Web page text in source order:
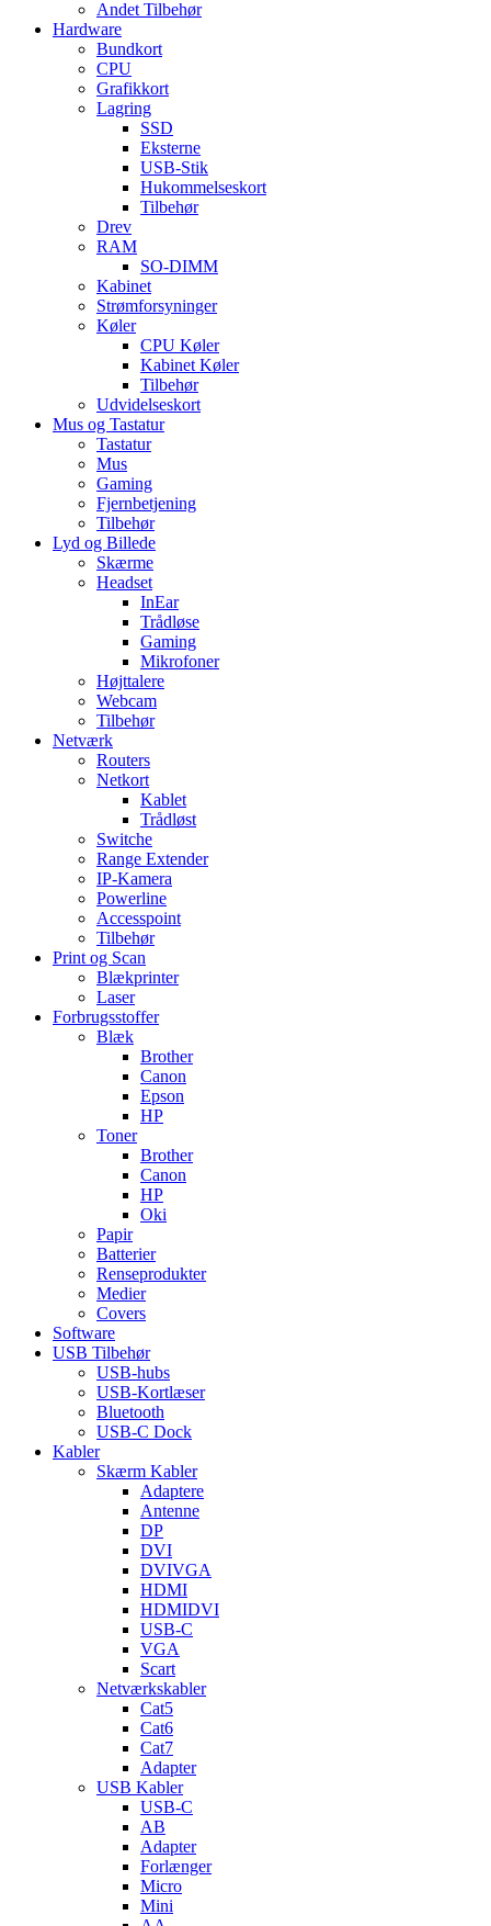
Andet Tilbehør
Hardware
Bundkort
CPU
Grafikkort
Lagring
SSD
Eksterne
USB-Stik
Hukommelseskort
Tilbehør
Drev
RAM
SO-DIMM
Kabinet
Strømforsyninger
Køler
CPU Køler
Kabinet Køler
Tilbehør
Udvidelseskort
Mus og Tastatur
Tastatur
Mus
Gaming
Fjernbetjening
Tilbehør
Lyd og Billede
Skærme
Headset
InEar
Trådløse
Gaming
Mikrofoner
Højttalere
Webcam
Tilbehør
Netværk
Routers
Netkort
Kablet
Trådløst
Switche
Range Extender
IP-Kamera
Powerline
Accesspoint
Tilbehør
Print og Scan
Blækprinter
Laser
Forbrugsstoffer
Blæk
Brother
Canon
Epson
HP
Toner
Brother
Canon
HP
Oki
Papir
Batterier
Renseprodukter
Medier
Covers
Software
USB Tilbehør
USB-hubs
USB-Kortlæser
Bluetooth
USB-C Dock
Kabler
Skærm Kabler
Adaptere
Antenne
DP
DVI
DVIVGA
HDMI
HDMIDVI
USB-C
VGA
Scart
Netværkskabler
Cat5
Cat6
Cat7
Adapter
USB Kabler
USB-C
AB
Adapter
Forlænger
Micro
Mini